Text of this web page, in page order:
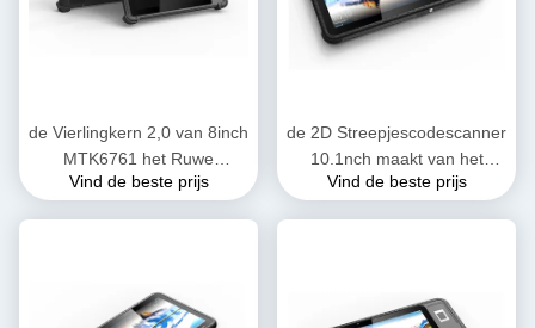
de Vierlingkern 2,0 van 8inch
MTK6761 het Ruwe
Waterdichte Tablet PC van
Vind de beste prijs
de 2D Streepjescodescanner
10.1nch maakt van het
Tablet PCocta van IP65 de
Vind de beste prijs